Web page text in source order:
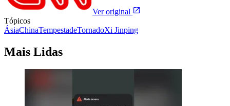
Ver original
Tópicos
ÁsiaChinaTempestadeTornadoXi Jinping
Mais Lidas